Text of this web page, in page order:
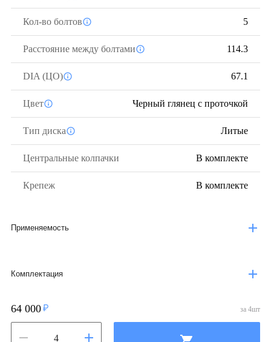
Кол-во болтов 5
Расстояние между болтами 114.3
DIA (ЦО) 67.1
Цвет Черный глянец с проточкой
Тип диска Литые
Центральные колпачки В комплекте
Крепеж В комплекте
Применяемость
Комплектация
64 000 за 4шт